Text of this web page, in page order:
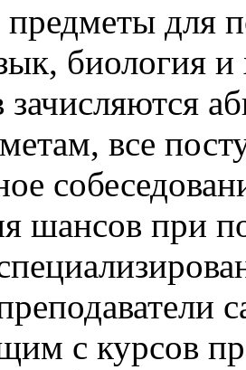
для
биология
зачисляются
все
шансов при
с курсов